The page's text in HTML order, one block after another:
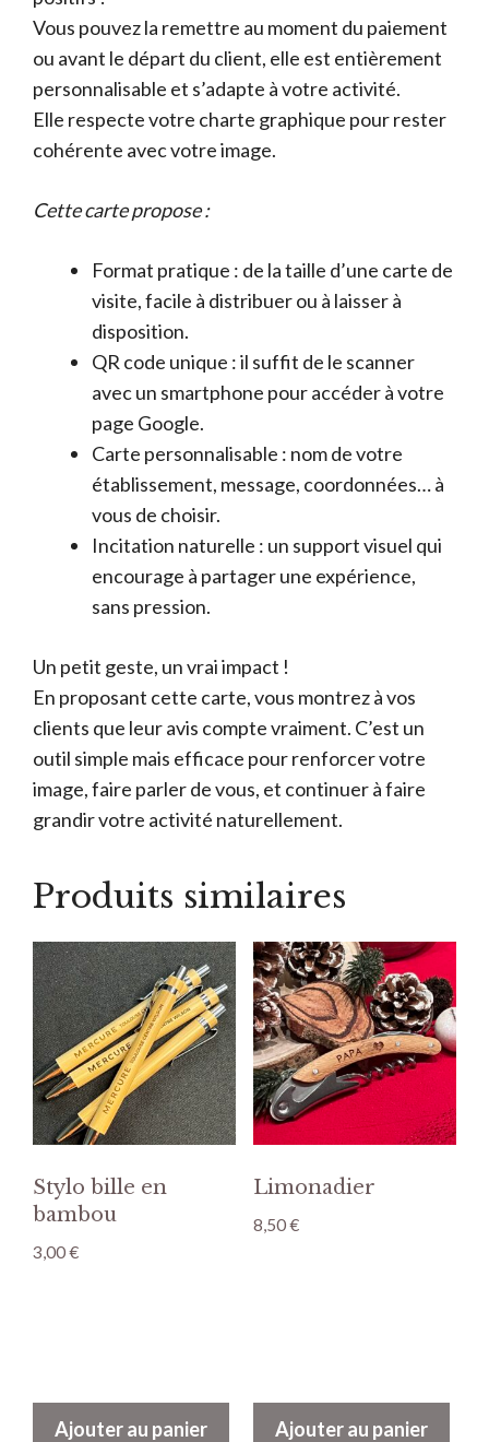
Vous pouvez la remettre au moment du paiement
ou avant le départ du client, elle est entièrement
personnalisable et s’adapte à votre activité.
Elle respecte votre charte graphique pour rester
cohérente avec votre image.
Cette carte propose :
Format pratique : de la taille d’une carte de
visite, facile à distribuer ou à laisser à
disposition.
QR code unique : il suffit de le scanner
avec un smartphone pour accéder à votre
page Google.
Carte personnalisable : nom de votre
établissement, message, coordonnées… à
vous de choisir.
Incitation naturelle : un support visuel qui
encourage à partager une expérience,
sans pression.
Un petit geste, un vrai impact !
En proposant cette carte, vous montrez à vos
clients que leur avis compte vraiment. C’est un
outil simple mais efficace pour renforcer votre
image, faire parler de vous, et continuer à faire
grandir votre activité naturellement.
Produits similaires
Stylo bille en
bambou
3,00€
Ajouter au panier
Limonadier
8,50€
Ajouter au panier